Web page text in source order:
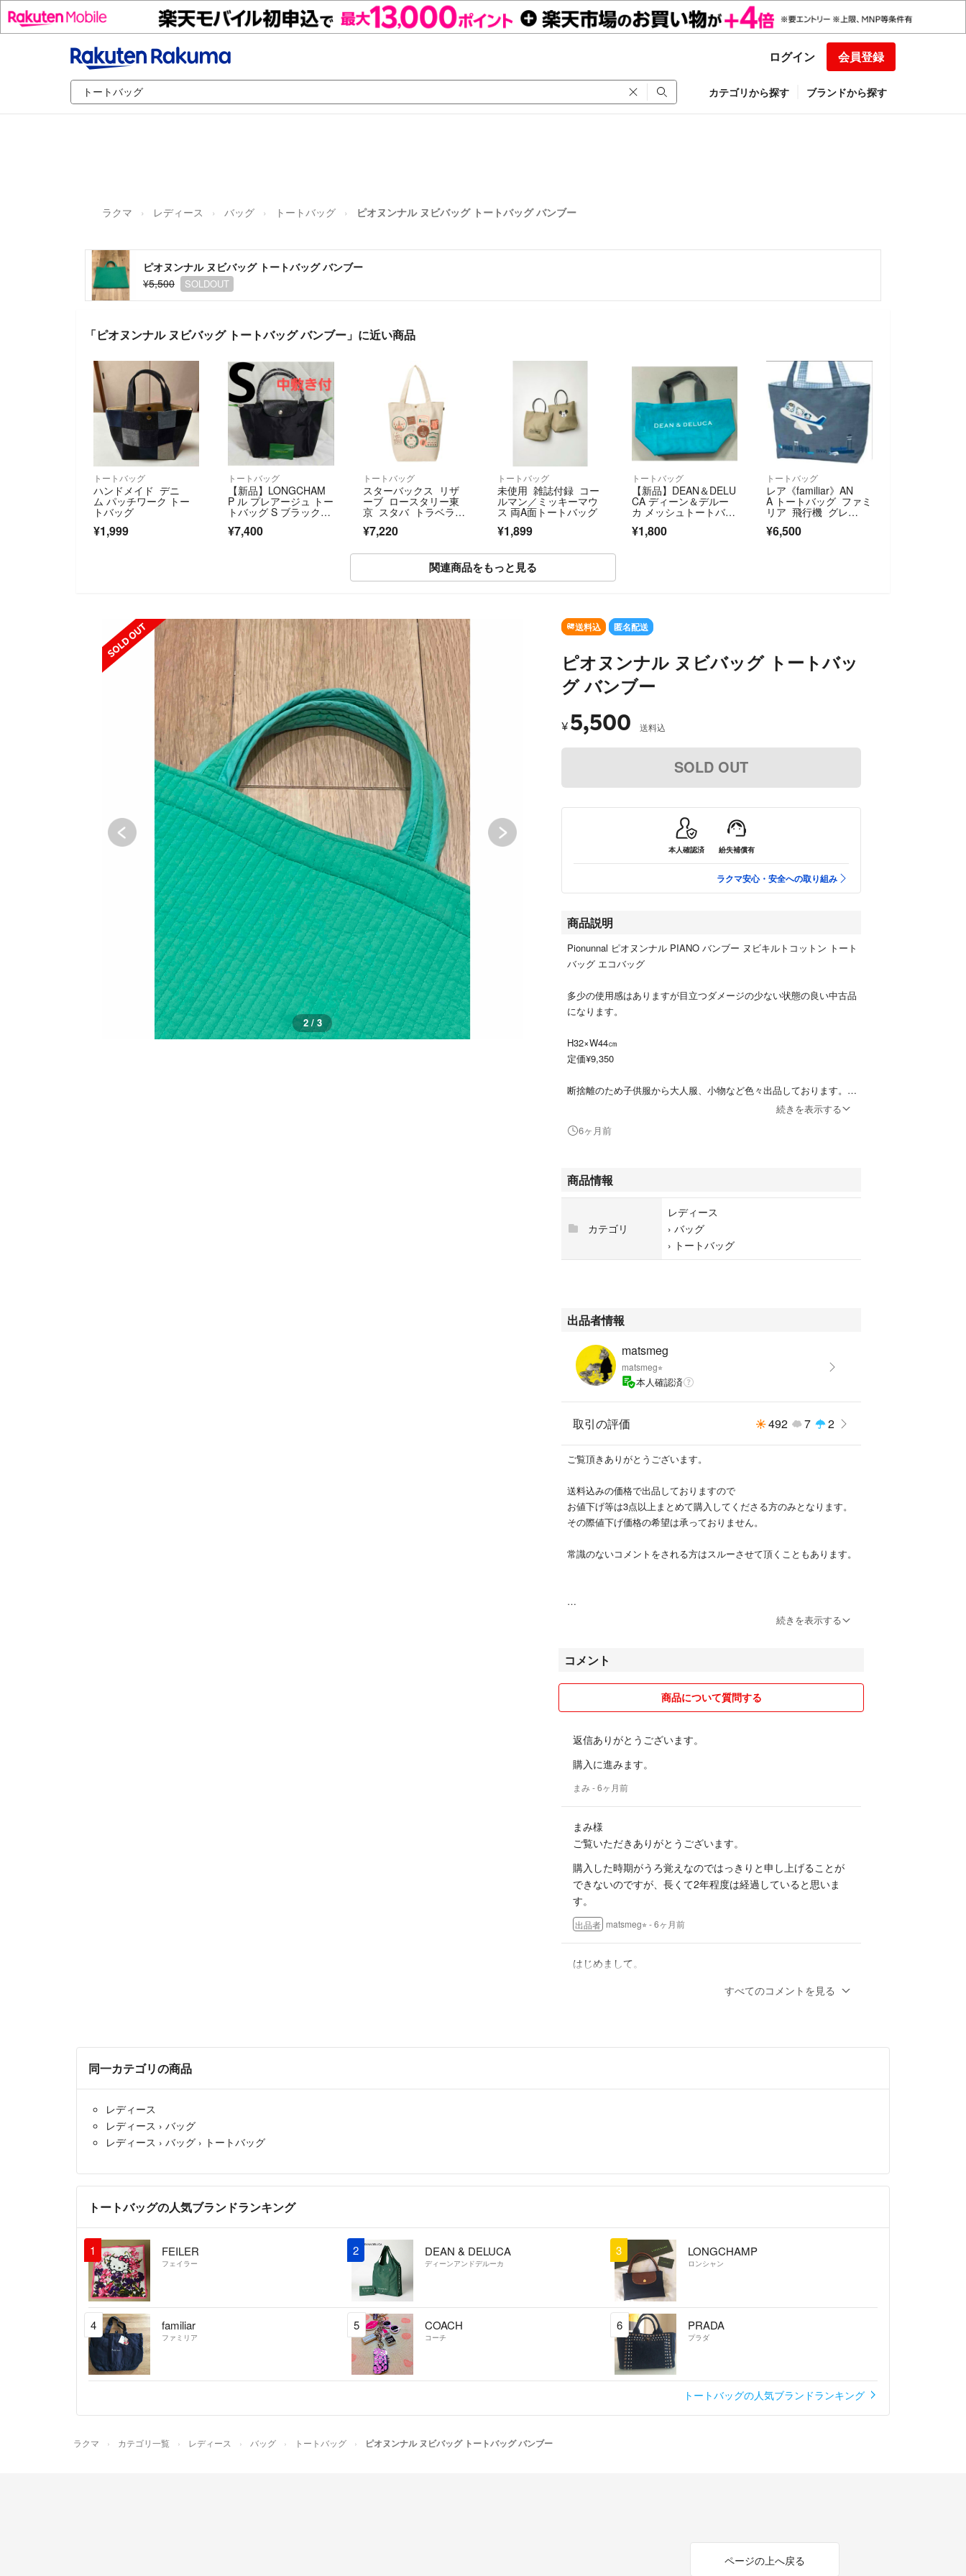
ログイン 会員登録
カテゴリから探す ブランドから探す
ラクマ レディース バッグ トートバッグ ピオヌンナル ヌビバッグ トートバッグ バンブー
ピオヌンナル ヌビバッグ トートバッグ バンブー
¥5,500
SOLDOUT
「ピオヌンナル ヌビバッグ トートバッグ バンブー」に近い商品
トートバッグ
ハンドメイド デニ
ム パッチワーク トー
トバッグ
¥1,999
トートバッグ
【新品】LONGCHAM
P ル プレアージュ トー
トバッグ S ブラック黒
刺繍
¥7,400
トートバッグ
スターバックス リザ
ーブ ロースタリー東
京 スタバ トラベラー
ズカンパニー トラベ
ラーズファクトリ
ト
¥7,220
トートバッグ
未使用 雑誌付録 コー
ルマン／ミッキーマウ
ス 両A面トートバッグ
¥1,899
トートバッグ
【新品】DEAN＆DELU
CA ディーン＆デルー
カ メッシュトートバッ
グ S ターコイズ
¥1,800
トートバッグ
レア《familiar》AN
A トートバッグ ファミ
リア 飛行機 グレ
ー パイロット 客室乗
務員 ファミちゃん 国
¥6,500
関連商品をもっと見る
SOLD OUT SOLD OUT
2 / 3
送料込 匿名配送
ピオヌンナル ヌビバッグ トートバッ
グ バンブー
¥ 5,500 送料込
SOLD OUT
本人確認済 紛失補償有
ラクマ安心・安全への取り組み
商品説明
Pionunnal ピオヌンナル PIANO バンブー ヌビキルトコットン トート
バッグ エコバッグ
多少の使用感はありますが目立つダメージの少ない状態の良い中古品
になります。
H32×W44㎝
定価¥9,350
断捨離のため子供服から大人服、小物など色々出品しております。偽
物や類似品は購入しない主義のため、真贋については全て本物ですの
目立つ汚れや傷は見受けられませんが、神経質な方や新品同様をお求
めの方はご遠慮ください
購入後のメッセージのやり取り、配達後24時間以内に受け取り通知が
できない方は取引に不安を覚えるため購入をお控えください
続きを表示する
6ヶ月前
商品情報
カテゴリ
レディース
› バッグ
› トートバッグ
出品者情報
matsmeg
matsmeg⭐︎
本人確認済
取引の評価 492 7 2
ご覧頂きありがとうございます。
送料込みの価格で出品しておりますので
お値下げ等は3点以上まとめて購入してくださる方のみとなります。
その際値下げ価格の希望は承っておりません。
常識のないコメントをされる方はスルーさせて頂くこともあります。
いため一旦購入は取り下げられてしまうが、再度申請し直し支払いを
行うと取引画面でも伝えていました。にも関わらずこのような評価を
されました。問題が起きてコメントの確認もすぐできるわけではあり
ませんので出品された方の思う通りの取引が出来なかった事で不安を
相手が弁明できない評価で報復のようなコメントを一方的に書くよう
な行為をされる方の品を購入しなくてよかったと思っております。
続きを表示する
コメント
商品について質問する
返信ありがとうございます。
購入に進みます。
まみ- 6ヶ月前
まみ様
ご覧いただきありがとうございます。
購入した時期がうろ覚えなのではっきりと申し上げることが
できないのですが、長くて2年程度は経過していると思いま
す。
出品者 matsmeg⭐︎- 6ヶ月前
はじめまして。
こちらの商品は購入してからどのくらい経っていますでしょ
すべてのコメントを見る
同一カテゴリの商品
レディース
レディース › バッグ
レディース › バッグ › トートバッグ
トートバッグの人気ブランドランキング
1 FEILER
フェイラー
2 DEAN & DELUCA
ディーンアンドデルーカ
3 LONGCHAMP
ロンシャン
4 familiar
ファミリア
5 COACH
コーチ
6 PRADA
プラダ
トートバッグの人気ブランドランキング
ラクマ カテゴリ一覧 レディース バッグ トートバッグ ピオヌンナル ヌビバッグ トートバッグ バンブー
ページの上へ戻る